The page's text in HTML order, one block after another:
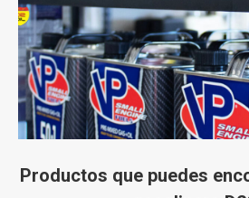
Productos que puedes